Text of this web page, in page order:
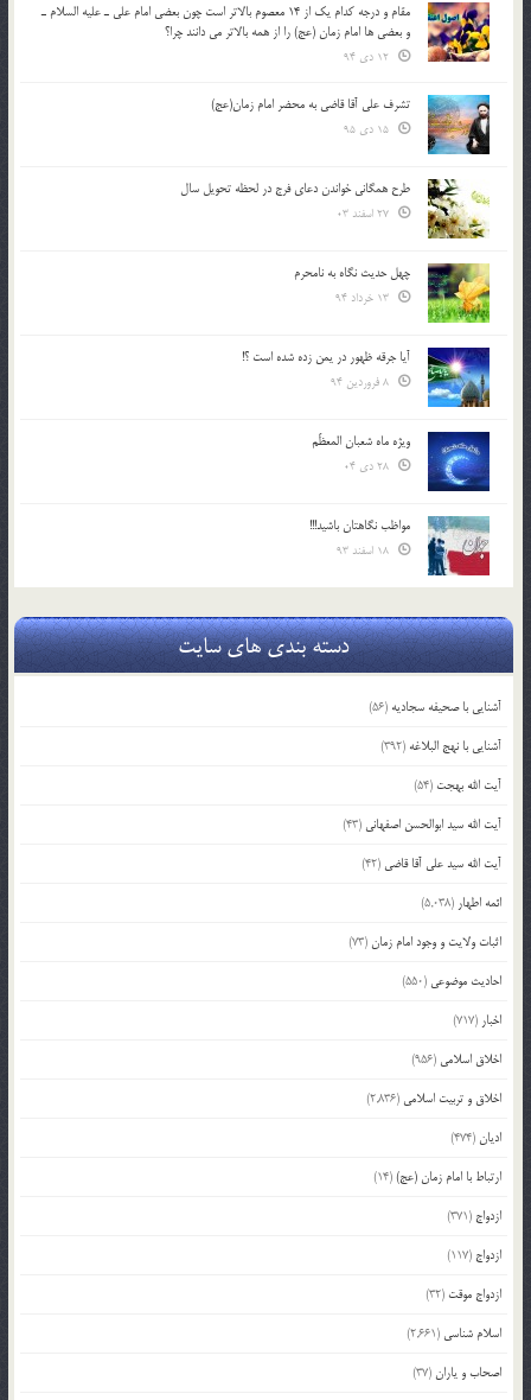
مقام و درجه كدام يك از 14 معصوم بالاتر است چون بعضي امام علي ـ عليه السلام ـ
و بعضي ها امام زمان (عج) را از همه بالاتر مي دانند چرا؟
تشرف علي آقا قاضي به محضر امام زمان(عج)
طرح همگانی خواندن دعای فرج در لحظه تحویل سال
چهل حدیث نگاه به نامحرم
آیا جرقه ظهور در یمن زده شده است ؟!
ویژه ماه شعبان المعظّم
مواظب نگاهتان باشید!!!
دسته بندی های سایت
آشنایی با صحیفه سجادیه (56)
آشنایی با نهج البلاغه (392)
آیت الله بهجت (54)
آیت الله سید ابوالحسن اصفهانی (43)
آیت الله سید علی آقا قاضی (42)
ائمه اطهار (5,038)
اثبات ولایت و وجود امام زمان(73)
احادیث موضوعی (550)
اخبار (717)
اخلاق اسلامی (956)
اخلاق و تربیت اسلامی (2,836)
ادیان(474)
ارتباط با امام زمان (عج)(14)
ازدواج (371)
ازدواج (117)
ازدواج موقت (32)
اسلام شناسی (2,661)
اصحاب و یاران(37)